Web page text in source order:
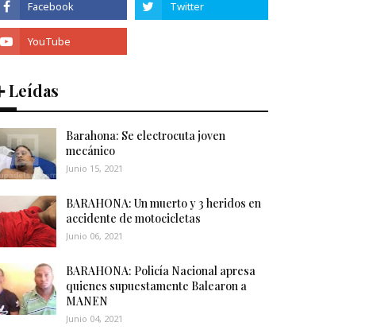
Leídas
Barahona: Se electrocuta joven
mecánico
Junio 15, 2021
BARAHONA: Un muerto y 3 heridos en
accidente de motocicletas
Junio 06, 2021
BARAHONA: Policía Nacional apresa
quienes supuestamente Balearon a
MANEN
Junio 04, 2021